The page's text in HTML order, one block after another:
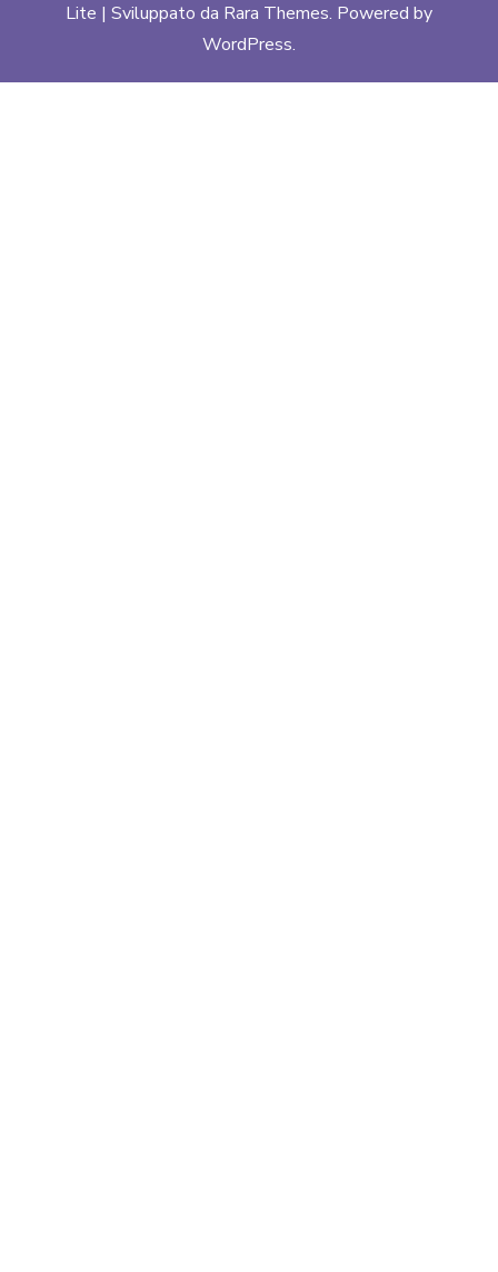
Lite | Sviluppato da Rara Themes. Powered by
WordPress.